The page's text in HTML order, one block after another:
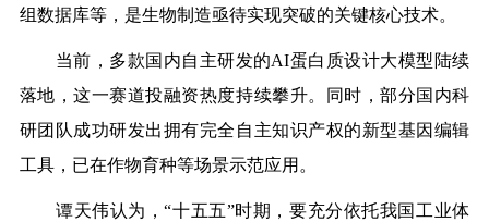
组数据库等，是生物制造亟待实现突破的关键核心技术。
当前，多款国内自主研发的AI蛋白质设计大模型陆续
落地，这一赛道投融资热度持续攀升。同时，部分国内科
研团队成功研发出拥有完全自主知识产权的新型基因编辑
工具，已在作物育种等场景示范应用。
谭天伟认为，“十五五”时期，要充分依托我国工业体